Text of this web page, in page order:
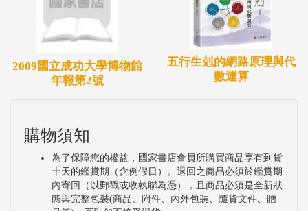
2009國立成功大學博物館
年報第2號
五行生剋的網路原理與代
數運算
購物須知
為了保障您的權益，國家書店會員所購買商品享有到貨
十天的鑑賞期（含例假日）。退回之商品必須於鑑賞期
內寄回（以郵戳或收執聯為憑），且商品必須是全新狀
態與完整包裝(商品、附件、內外包裝、隨貨文件、贈